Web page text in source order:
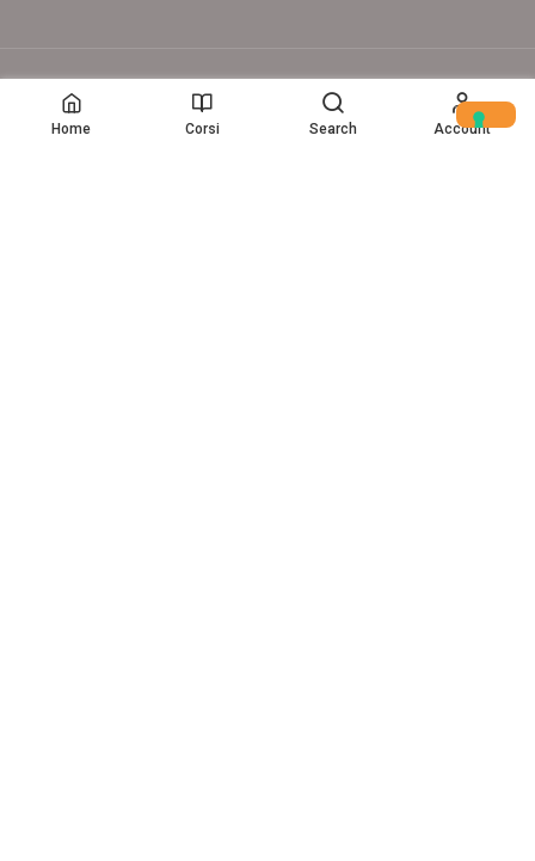
© Copyright – 2017-26 Delion srls – Tutti i diritti riservati
Home Corsi Search Account